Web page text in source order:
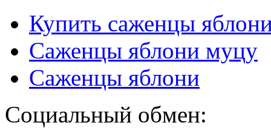
Купить саженцы
Саженцы яблони муцу
Саженцы яблони
Социальный обмен: